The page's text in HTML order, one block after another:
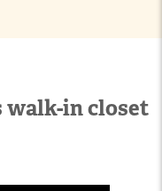
walk-in closet